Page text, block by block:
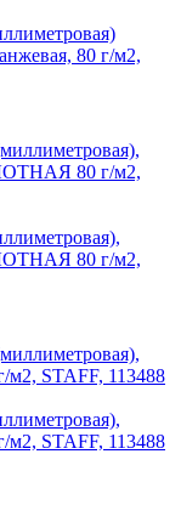
80 г/м2,
80 г/м2,
м2, STAFF, 113488